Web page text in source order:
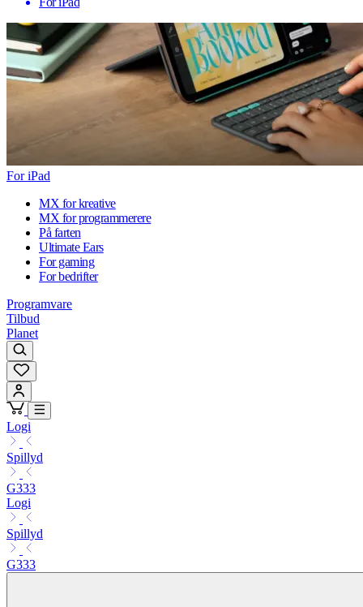
For iPad
MX for kreative
MX for programmerere
På farten
Ultimate Ears
For gaming
For bedrifter
Programvare
Tilbud
Planet
Logi
Spillyd
G333
Logi
Spillyd
G333